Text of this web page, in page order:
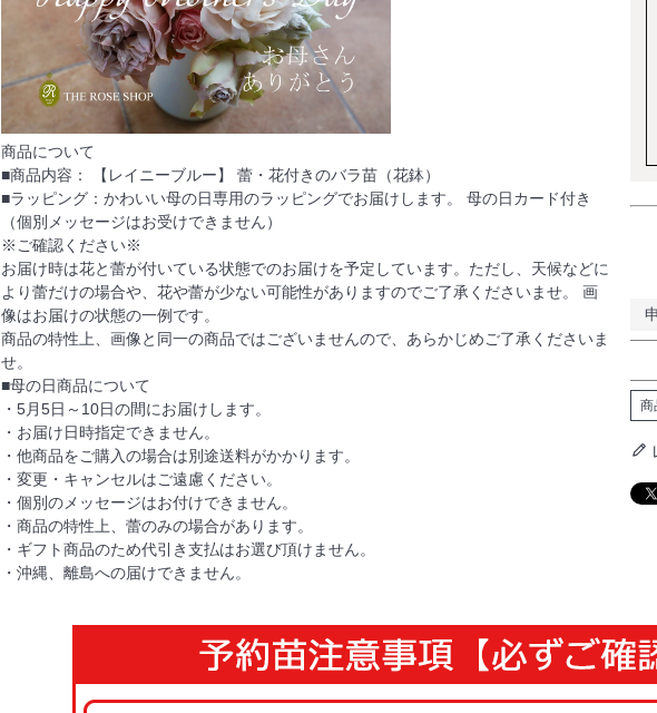
商品について
■商品内容： 【レイニーブルー】 蕾・花付きのバラ苗（花鉢）
■ラッピング：かわいい母の日専用のラッピングでお届けします。 母の日カード付き
（個別メッセージはお受けできません）
※ご確認ください※
お届け時は花と蕾が付いている状態でのお届けを予定しています。ただし、天候などに
より蕾だけの場合や、花や蕾が少ない可能性がありますのでご了承くださいませ。 画
像はお届けの状態の一例です。
商品の特性上、画像と同一の商品ではございませんので、あらかじめご了承くださいま
せ。
■母の日商品について
・5月5日～10日の間にお届けします。
・お届け日時指定できません。
・他商品をご購入の場合は別途送料がかかります。
・変更・キャンセルはご遠慮ください。
・個別のメッセージはお付けできません。
・商品の特性上、蕾のみの場合があります。
・ギフト商品のため代引き支払はお選び頂けません。
・沖縄、離島への届けできません。
商